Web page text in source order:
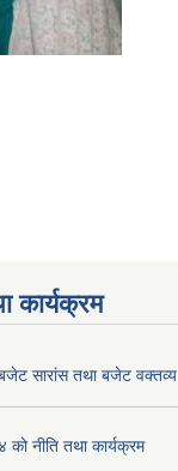
कार्यक्रम
सारांस तथा बजेट वक्तव्य
नीति तथा कार्यक्रम